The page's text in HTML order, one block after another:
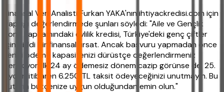
Finansal Veri Analisti Furkan YAKA'nın ihtiyackredisi.com için
yaptığı değerlendirmede şunları söyledi: "Aile ve Gençlik
Fonu kapsamındaki evlilik kredisi, Türkiye'deki genç çiftler
için ciddi bir finansal fırsat. Ancak başvuru yapmadan önce
kendi ödeme kapasitenizi dürüstçe değerlendirmeniz
gerekiyor. İlk 24 ay ödemesiz dönem cazip görünse de, 25.
aydan itibaren 6.250 TL taksit ödeyeceğinizi unutmayın. Bu
tutarın bütçenize uygun olduğundan emin olun."